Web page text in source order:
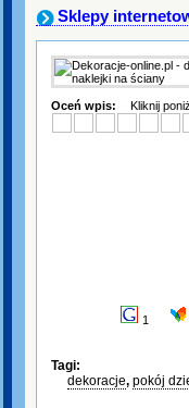
Sklepy
Oceń wpis: Kliknij
1
Tagi:
dekoracje, pokój